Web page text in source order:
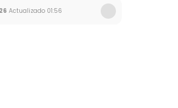
Actualizado 01:56